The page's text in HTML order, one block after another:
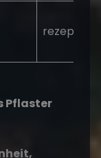
rezeptfrei
Pflaster